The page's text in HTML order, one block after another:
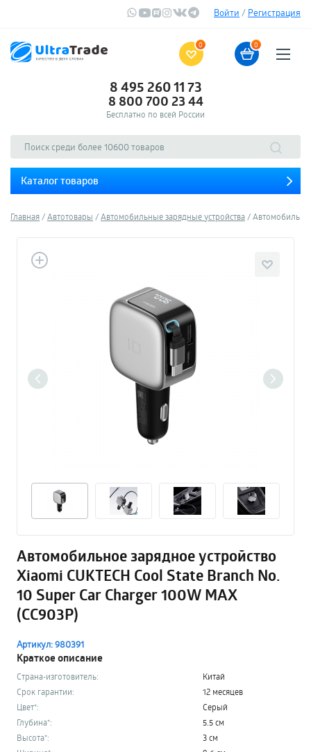
Войти / Регистрация
0 0
8 495 260 11 73
8 800 700 23 44
Бесплатно по всей России
Каталог товаров
Главная Автотовары Автомобильные зарядные устройства
Автомобильное зарядное устройство
Xiaomi CUKTECH Cool State Branch No.
10 Super Car Charger 100W MAX
(CC903P)
Артикул: 980391
Краткое описание
Страна-изготовитель:
Китай
Срок гарантии:
12 месяцев
Цвет*:
Серый
Глубина*:
5.5 см
Высота*:
3 см